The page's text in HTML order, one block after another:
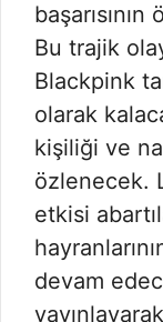
Bu trajik
Blackpink
olarak
kişiliği ve
özlenecek.
etkisi
devam